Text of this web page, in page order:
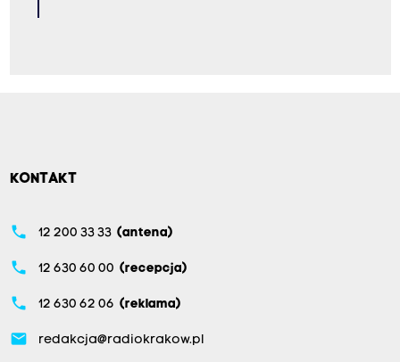
KONTAKT
phone 12 200 33 33 (antena)
phone 12 630 60 00 (recepcja)
phone 12 630 62 06 (reklama)
email redakcja@radiokrakow.pl